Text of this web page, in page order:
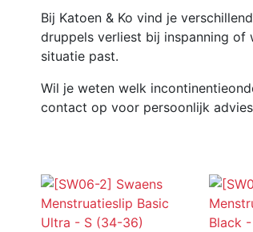
Bij Katoen & Ko vind je
druppels verliest bij inspanning
situatie past.
Wil je weten welk
contact op voor persoonlijk